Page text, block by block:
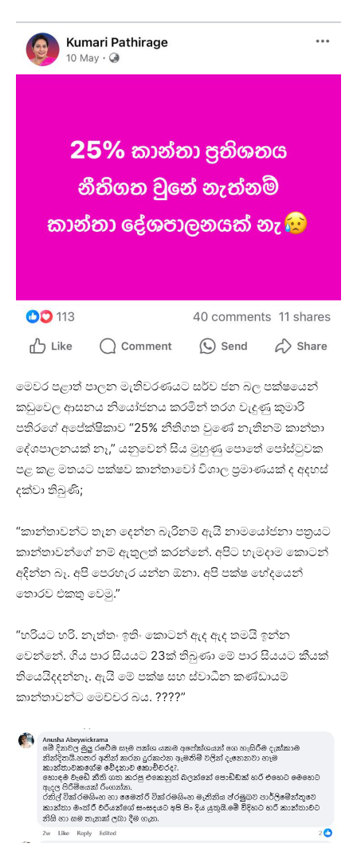
මෙවර පළාත් පාලන මැතිවරණයට සර්ව ජන බල පක්ෂයෙන්
කඩුවෙල ආසනය නියෝජනය කරමින් තරග වැදුණු කුමාරි
පතිරගේ අපේක්ෂිකාව “25% නීතිගත වුණේ නැතිනම් කාන්තා
දේශපාලනයක් නෑ,” යනුවෙන් සිය මුහුණු පොතේ පෝස්ටුවක
පළ කළ මතයට පක්ෂව කාන්තාවෝ විශාල ප්‍රමාණයක් ද අදහස්
දක්වා තිබුණි;
“කාන්තාවන්ට තැන දෙන්න බැරිනම් ඇයි නාමයෝජනා පත්‍රයට
කාන්තාවන්ගේ නම් ඇතුලත් කරන්නේ. අපිට හැමදාම කොටන්
අදින්න බෑ. අපි පෙරහැර යන්න ඕනා. අපි පක්ෂ භේදයෙන්
තොරව එකතු වෙමු.”
“හරියට හරි. නැත්තං ඉතිං කොටන් ඇද ඇද තමයි ඉන්න
වෙන්නේ. ගිය පාර සියයට 23ක් තිබුණා මේ පාර සියයට කීයක්
තියෙයිදදන්නෑ. ඇයි මේ පක්ෂ සහ ස්වාධීන කණ්ඩායම්
කාන්තාවන්ට මෙච්චර බය. ????”